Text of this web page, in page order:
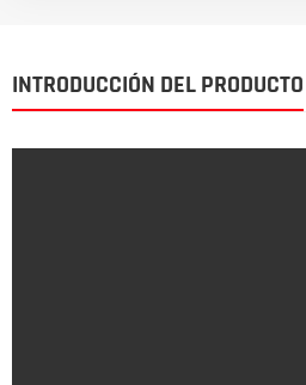
INTRODUCCIÓN DEL PRODUCTO